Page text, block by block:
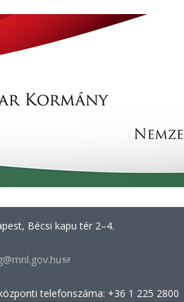
Bécsi kapu tér 2–4.
(link
e-
telefonszáma: +36 1 225 2800